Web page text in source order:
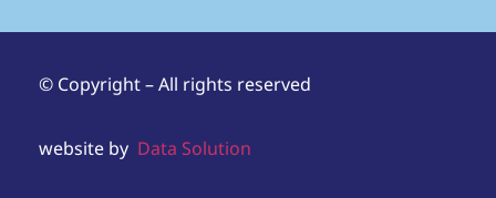
© Copyright – All rights reserved
website by Data Solution